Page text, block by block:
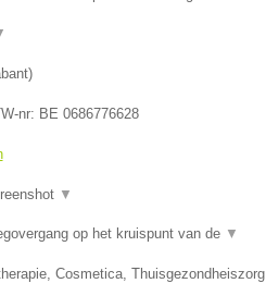
)
nr: BE 0686776628
▼
op het kruispunt van de ▼
Cosmetica, Thuisgezondheiszorg